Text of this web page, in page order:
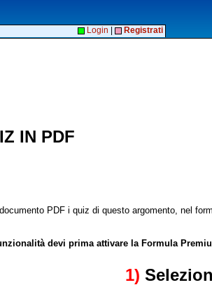
Login Registrati
IN PDF
PDF i quiz di questo argomento, nel
devi prima attivare la Formula
1)